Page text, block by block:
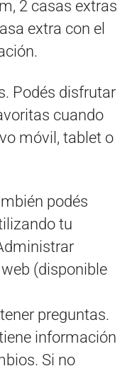
2 casas extras
extra con el
Podés disfrutar
cuando
móvil, tablet o
podés
tu
(disponible
preguntas.
información
Si no